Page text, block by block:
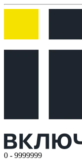
0 - 9999999